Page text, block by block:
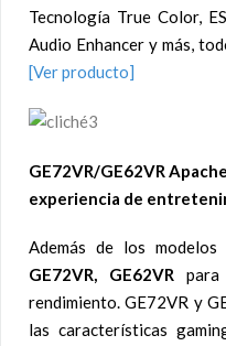
Tecnología True Color,
Audio Enhancer y más,
[Ver producto]
GE72VR/GE62VR
experiencia de
Además de los
GE72VR, GE62VR para
rendimiento. GE72VR y
las características